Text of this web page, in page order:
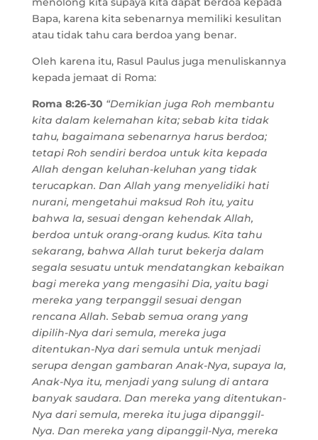
Bapa, karena kita sebenarnya memiliki kesulitan
atau tidak tahu cara berdoa yang benar.
Oleh karena itu, Rasul Paulus juga menuliskannya
kepada jemaat di Roma:
Roma 8:26-30 “Demikian juga Roh membantu
kita dalam kelemahan kita; sebab kita tidak
tahu, bagaimana sebenarnya harus berdoa;
tetapi Roh sendiri berdoa untuk kita kepada
Allah dengan keluhan-keluhan yang tidak
terucapkan. Dan Allah yang menyelidiki hati
nurani, mengetahui maksud Roh itu, yaitu
bahwa Ia, sesuai dengan kehendak Allah,
berdoa untuk orang-orang kudus. Kita tahu
sekarang, bahwa Allah turut bekerja dalam
segala sesuatu untuk mendatangkan kebaikan
bagi mereka yang mengasihi Dia, yaitu bagi
mereka yang terpanggil sesuai dengan
rencana Allah. Sebab semua orang yang
dipilih-Nya dari semula, mereka juga
ditentukan-Nya dari semula untuk menjadi
serupa dengan gambaran Anak-Nya, supaya Ia,
Anak-Nya itu, menjadi yang sulung di antara
banyak saudara. Dan mereka yang ditentukan-
Nya dari semula, mereka itu juga dipanggil-
Nya. Dan mereka yang dipanggil-Nya, mereka